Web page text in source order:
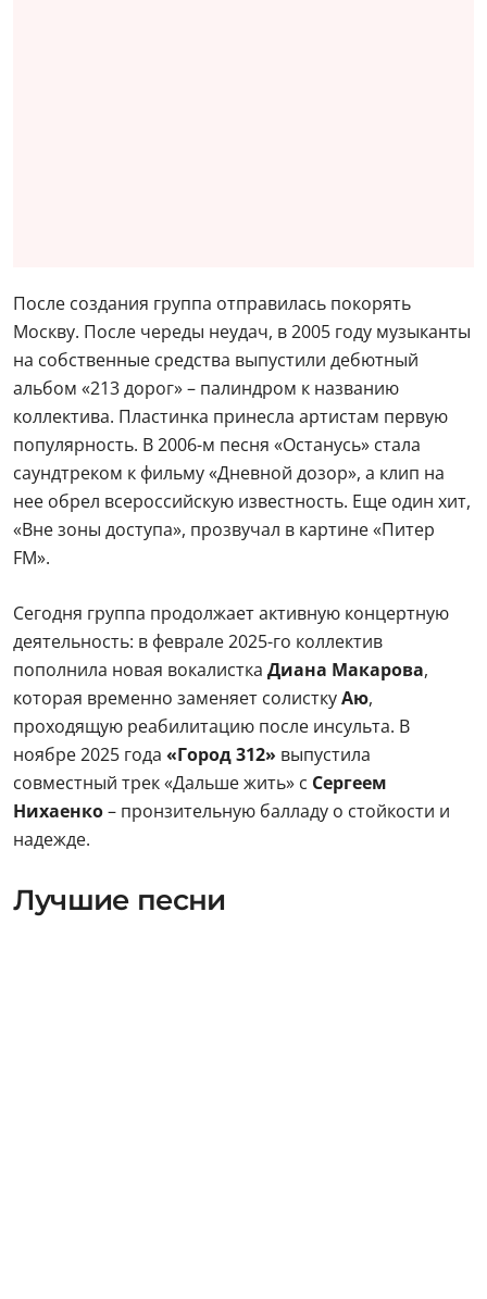
После создания группа отправилась покорять
Москву. После череды неудач, в 2005 году музыканты
на собственные средства выпустили дебютный
альбом «213 дорог» – палиндром к названию
коллектива. Пластинка принесла артистам первую
популярность. В 2006-м песня «Останусь» стала
саундтреком к фильму «Дневной дозор», а клип на
нее обрел всероссийскую известность. Еще один хит,
«Вне зоны доступа», прозвучал в картине «Питер
FM».
Сегодня группа продолжает активную концертную
деятельность: в феврале 2025-го коллектив
пополнила новая вокалистка Диана Макарова,
которая временно заменяет солисткуАю,
проходящую реабилитацию после инсульта. В
ноябре 2025 года «Город 312» выпустила
совместный трек «Дальше жить» с Сергеем
Нихаенко– пронзительную балладу о стойкости и
надежде.
Лучшие песни